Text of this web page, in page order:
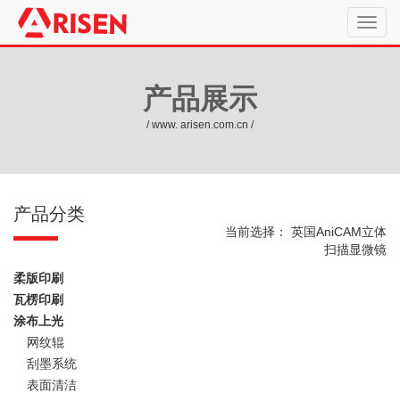
产品展示
/ www. arisen.com.cn /
产品分类
当前选择： 英国AniCAM立体
扫描显微镜
柔版印刷
瓦楞印刷
涂布上光
网纹辊
刮墨系统
表面清洁